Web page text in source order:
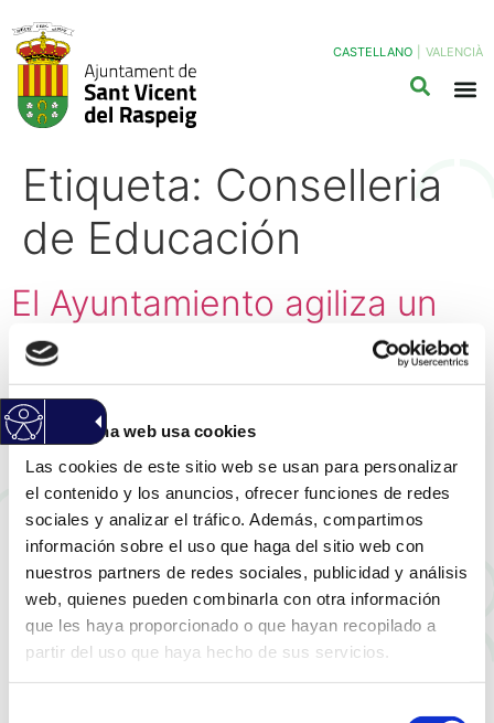
Esta página web usa cookies
Las cookies de este sitio web se usan para personalizar
el contenido y los anuncios, ofrecer funciones de redes
sociales y analizar el tráfico. Además, compartimos
información sobre el uso que haga del sitio web con
nuestros partners de redes sociales, publicidad y análisis
web, quienes pueden combinarla con otra información
que les haya proporcionado o que hayan recopilado a
partir del uso que haya hecho de sus servicios.
CASTELLANO VALENCIÀ
Etiqueta: Conselleria
de Educación
El Ayuntamiento agiliza un
nuevo concurso para invertir
un millón de euros en la
ampliación y mejora de
servicios del colegio L’Horta